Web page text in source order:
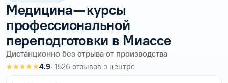
Медицина — курсы
профессиональной
переподготовки в Миассе
Дистанционно без отрыва от производства
★★★★★4.9· 1526 отзывов о центре